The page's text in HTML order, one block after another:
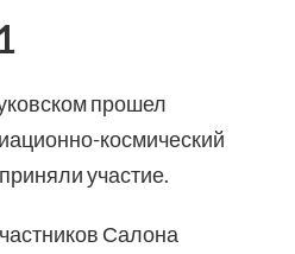
прошел
космический
участие.
Салона